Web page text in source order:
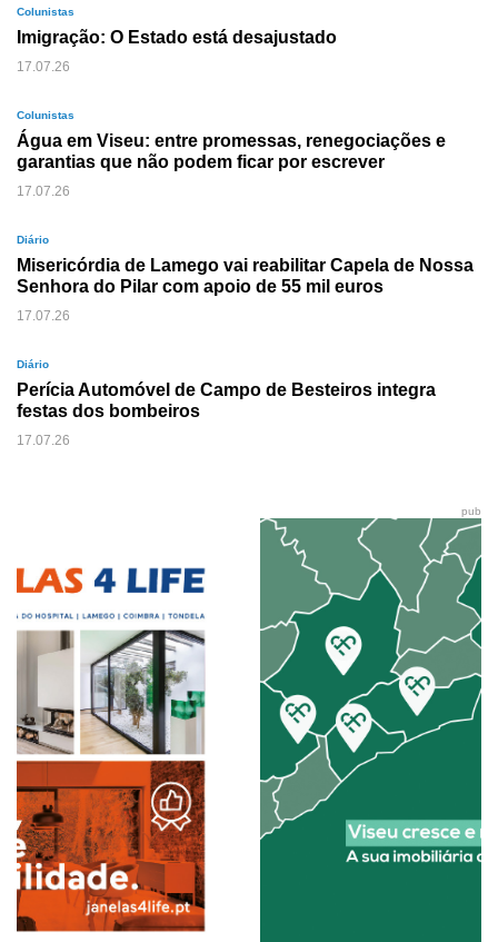
Colunistas
Imigração: O Estado está desajustado
17.07.26
Colunistas
Água em Viseu: entre promessas, renegociações e
garantias que não podem ficar por escrever
17.07.26
Diário
Misericórdia de Lamego vai reabilitar Capela de Nossa
Senhora do Pilar com apoio de 55 mil euros
17.07.26
Diário
Perícia Automóvel de Campo de Besteiros integra
festas dos bombeiros
17.07.26
pub